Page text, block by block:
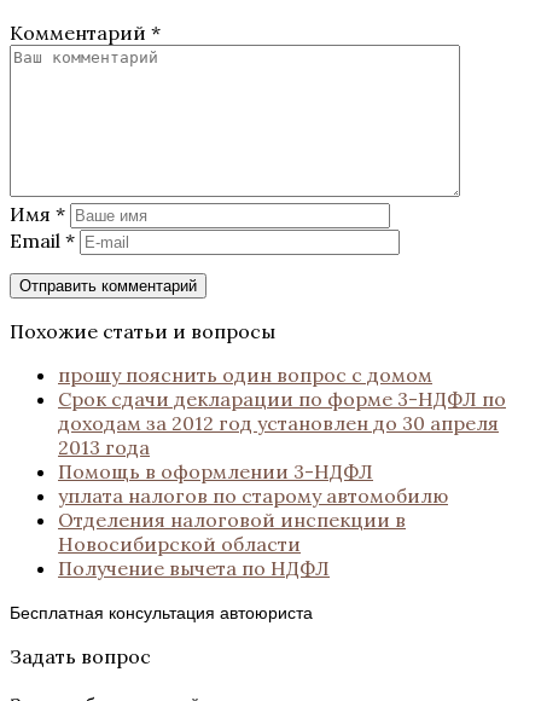
Комментарий *
Имя *
Email *
Похожие статьи и вопросы
прошу пояснить один вопрос с домом
Срок сдачи декларации по форме 3-НДФЛ по
доходам за 2012 год установлен до 30 апреля
2013 года
Помощь в оформлении 3-НДФЛ
уплата налогов по старому автомобилю
Отделения налоговой инспекции в
Новосибирской области
Получение вычета по НДФЛ
Бесплатная консультация автоюриста
Задать вопрос